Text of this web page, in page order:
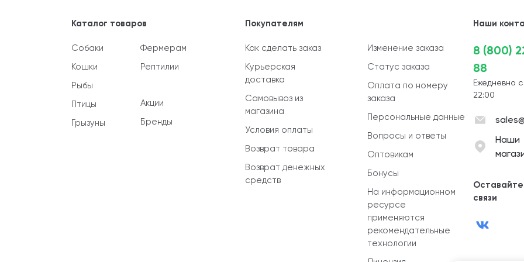
Каталог товаров
Собаки
Кошки
Рыбы
Птицы
Грызуны
Фермерам
Рептилии
Акции
Бренды
Покупателям
Как сделать заказ
Курьерская
доставка
Самовывоз из
магазина
Условия оплаты
Возврат товара
Возврат денежных
средств
Изменение заказа
Статус заказа
Оплата по номеру
заказа
Персональные данные
Вопросы и ответы
Оптовикам
Бонусы
На информационном
ресурсе
применяются
рекомендательные
технологии
Наши
8 (800)
88
Ежедневно
22:00
Наши
связи